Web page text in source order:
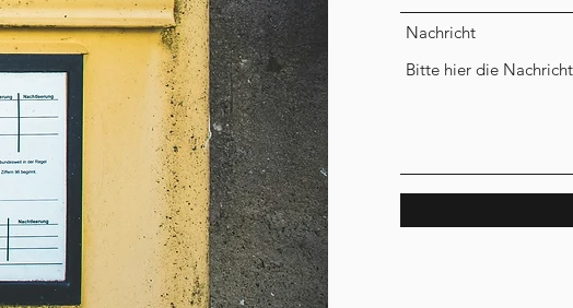
Nachricht